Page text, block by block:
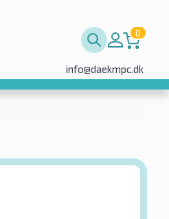
0
info@daekmpc.dk